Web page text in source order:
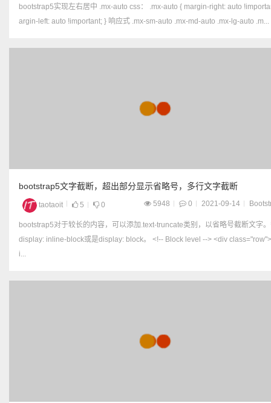
bootstrap5实现左右居中 .mx-auto css： .mx-auto { margin-right: auto !important; m
argin-left: auto !important; } 响应式 .mx-sm-auto .mx-md-auto .mx-lg-auto .m...
bootstrap5文字截断，超出部分显示省略号，多行文字截断
taotaoit 5 0 5948 0 2021-09-14
bootstrap5对于较长的内容，可以添加.text-truncate类别，以省略号截断文字
display: inline-block或是display: block。 <!-- Block level --> <div class="row"> <d
i...